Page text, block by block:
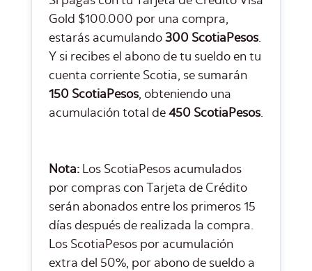
Gold $100.000 por una compra,
estarás acumulando 300 ScotiaPesos.
Y si recibes el abono de tu sueldo en tu
cuenta corriente Scotia, se sumarán
150 ScotiaPesos, obteniendo una
acumulación total de 450 ScotiaPesos.
Nota: Los ScotiaPesos acumulados
por compras con Tarjeta de Crédito
serán abonados entre los primeros 15
días después de realizada la compra.
Los ScotiaPesos por acumulación
extra del 50%, por abono de sueldo a